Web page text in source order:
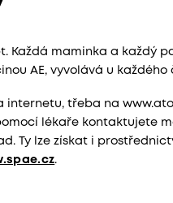
Každá maminka a každý
AE, vyvolává u
třeba na
lékaře kontaktujete
Ty lze získat i
.